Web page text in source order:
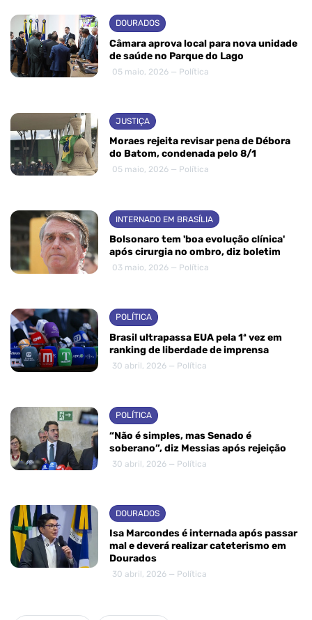
DOURADOS
Câmara aprova local para nova unidade
de saúde no Parque do Lago
05 maio, 2026 — Política
JUSTIÇA
Moraes rejeita revisar pena de Débora
do Batom, condenada pelo 8/1
05 maio, 2026 — Política
INTERNADO EM BRASÍLIA
Bolsonaro tem 'boa evolução clínica'
após cirurgia no ombro, diz boletim
03 maio, 2026 — Política
POLÍTICA
Brasil ultrapassa EUA pela 1ª vez em
ranking de liberdade de imprensa
30 abril, 2026 — Política
POLÍTICA
“Não é simples, mas Senado é
soberano”, diz Messias após rejeição
30 abril, 2026 — Política
DOURADOS
Isa Marcondes é internada após passar
mal e deverá realizar cateterismo em
Dourados
30 abril, 2026 — Política